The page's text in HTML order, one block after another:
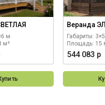
м.
м²
Веранда
Габариты:
Площадь: 15
544 083 р